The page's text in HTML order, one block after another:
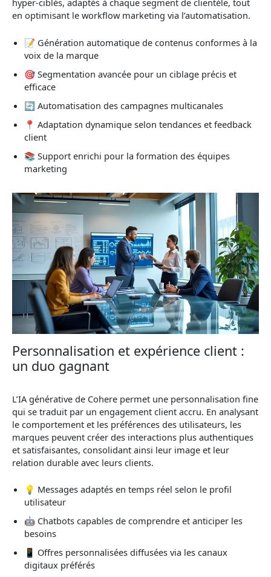
hyper-ciblés, adaptés à chaque segment de clientèle, tout
en optimisant le workflow marketing via l’automatisation.
📝 Génération automatique de contenus conformes à la
voix de la marque
🎯 Segmentation avancée pour un ciblage précis et
efficace
🔄 Automatisation des campagnes multicanales
📍 Adaptation dynamique selon tendances et feedback
client
📚 Support enrichi pour la formation des équipes
marketing
Personnalisation et expérience client :
un duo gagnant
L’IA générative de Cohere permet une personnalisation fine
qui se traduit par un engagement client accru. En analysant
le comportement et les préférences des utilisateurs, les
marques peuvent créer des interactions plus authentiques
et satisfaisantes, consolidant ainsi leur image et leur
relation durable avec leurs clients.
💡 Messages adaptés en temps réel selon le profil
utilisateur
🤖 Chatbots capables de comprendre et anticiper les
besoins
📱 Offres personnalisées diffusées via les canaux
digitaux préférés